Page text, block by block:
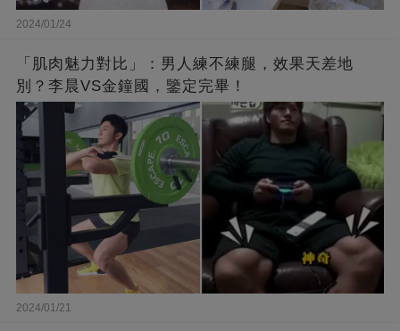
2024/01/24
「肌肉魅力對比」：男人練不練腿，效果天差地
別？李晨VS金鐘國，鑒定完畢！
2024/01/21